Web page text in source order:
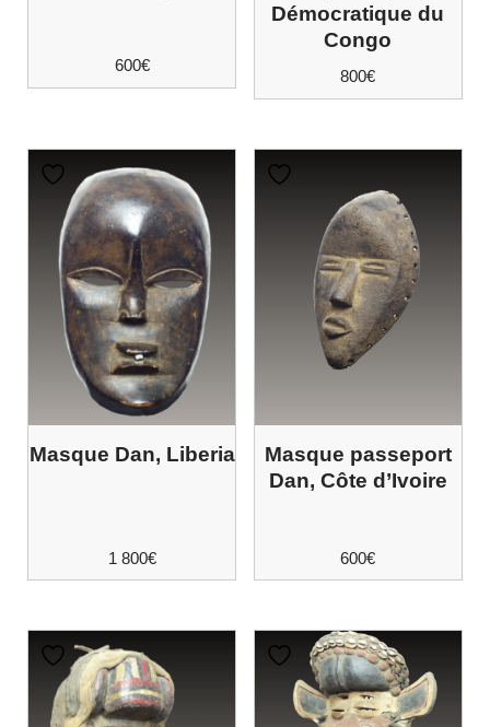
600€
Démocratique du
Congo
800€
Masque Dan, Liberia
1 800€
Masque passeport
Dan, Côte d’Ivoire
600€